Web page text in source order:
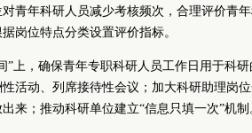
青年科研人员减少考核频次，合理评价青
岗位特点分类设置评价指标。
”上，确保青年专职科研人员工作日用于科
活动、列席接待性会议；加大科研助理岗
来；推动科研单位建立“信息只填一次”机制